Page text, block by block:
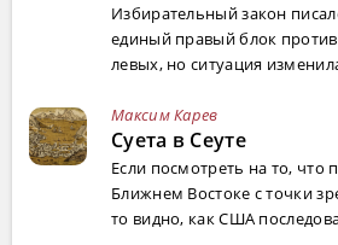
Избирательный закон
единый правый блок
левых, но ситуация
Максим Карев
Суета в Сеуте
Если посмотреть на то, что
Ближнем Востоке с точки
то видно, как США